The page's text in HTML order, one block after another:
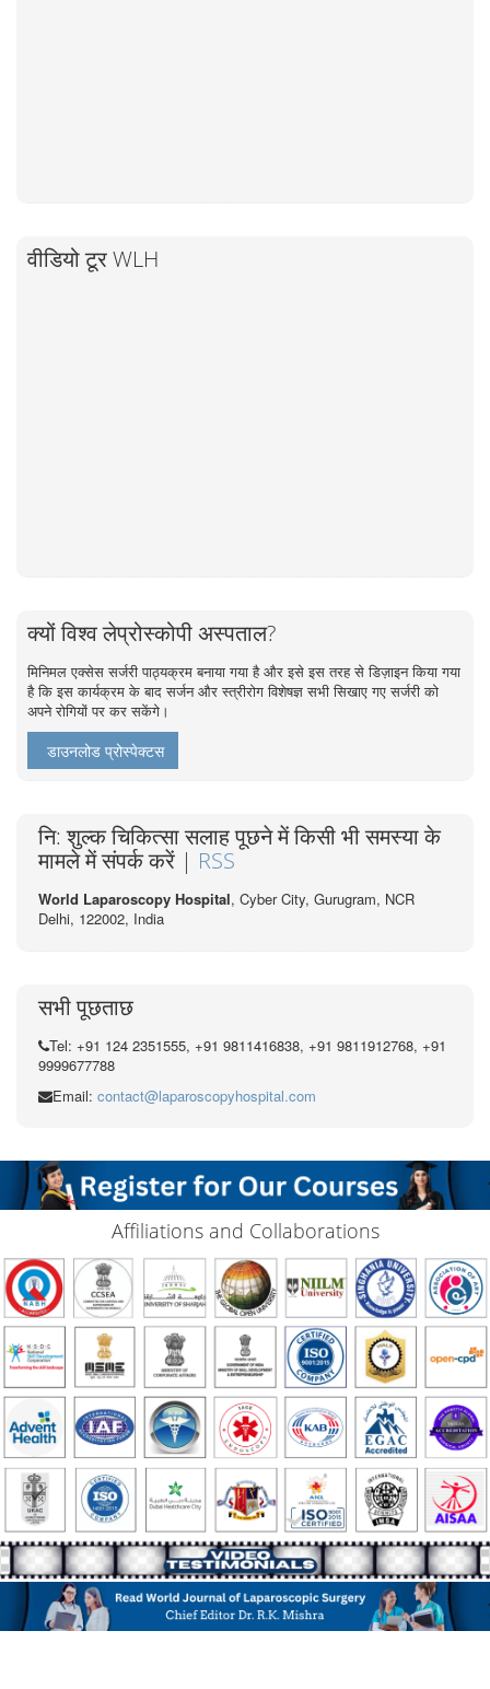
वीडियो टूर WLH
क्यों विश्व लेप्रोस्कोपी अस्पताल?
मिनिमल एक्सेस सर्जरी पाठ्यक्रम बनाया गया है और इसे इस तरह से डिज़ाइन किया गया
है कि इस कार्यक्रम के बाद सर्जन और स्त्रीरोग विशेषज्ञ सभी सिखाए गए सर्जरी को
अपने रोगियों पर कर सकेंगे।
डाउनलोड प्रोस्पेक्टस
नि: शुल्क चिकित्सा सलाह पूछने में किसी भी समस्या के
मामले में संपर्क करें | RSS
World Laparoscopy Hospital, Cyber City, Gurugram, NCR
Delhi, 122002, India
सभी पूछताछ
Tel: +91 124 2351555, +91 9811416838, +91 9811912768, +91
9999677788
Email: contact@laparoscopyhospital.com
Affiliations and Collaborations